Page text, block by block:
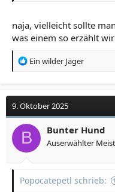
naja, vielleicht sollte
was einem so erzählt
R
a
t
i
o
n
e
Ein wilder Jäger
9. Oktober 2025
B Bunter Hund
Auserwählter
Popocatepetl schrieb: